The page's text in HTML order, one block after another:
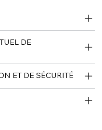
DE
ET DE SÉCURITÉ